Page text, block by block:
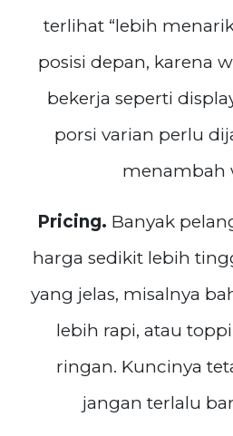
terlihat “lebih
posisi depan, karena
bekerja seperti
porsi varian perlu
menambah
Pricing. Banyak
harga sedikit lebih
yang jelas, misalnya
lebih rapi, atau
ringan. Kuncinya
jangan terlalu